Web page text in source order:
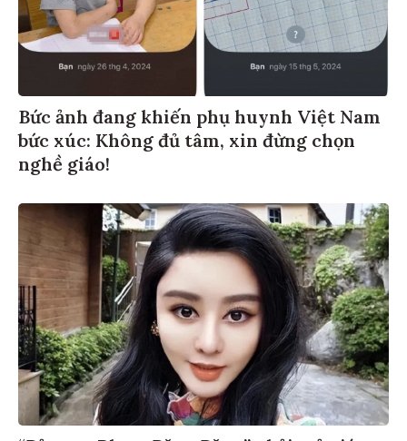
Bức ảnh đang khiến phụ huynh Việt Nam
bức xúc: Không đủ tâm, xin đừng chọn
nghề giáo!